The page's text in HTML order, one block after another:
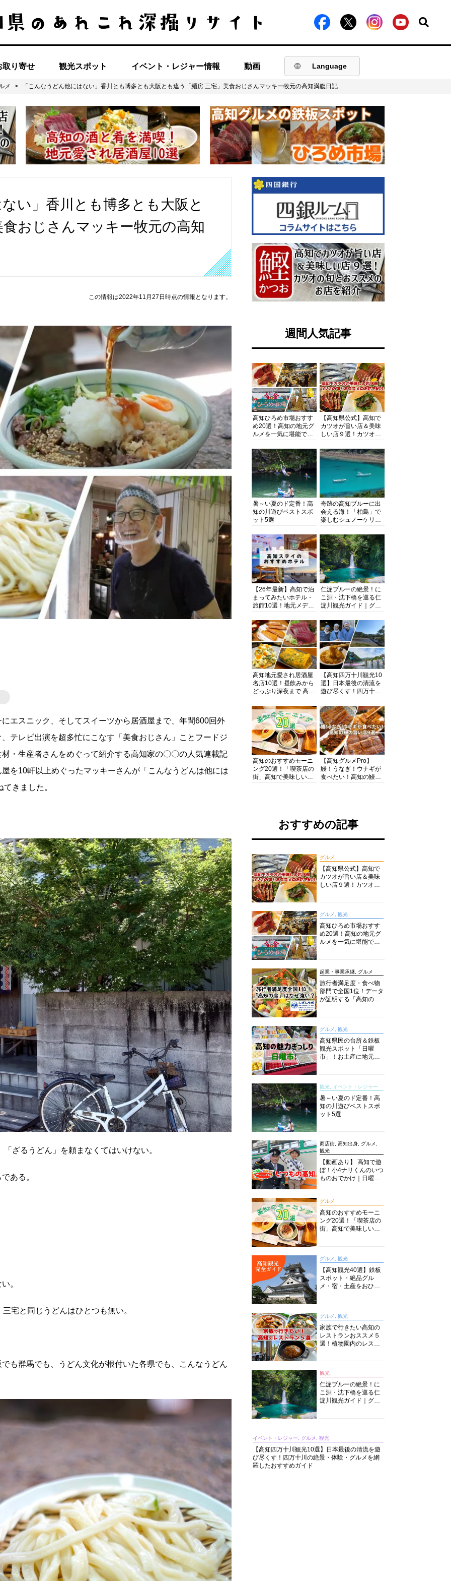
取り寄せ 観光スポット イベント・レジャー情報 動画 Language
メ > 「こんなうどん他にはない」香川とも博多とも大阪とも違う「麺房 三宅」美食おじさんマッキー牧元の高知満腹日記
い」香川とも博多とも大阪と
おじさんマッキー牧元の高知
この情報は2022年11月27日時点の情報となります。
エスニック、そしてスイーツから居酒屋まで、年間600回外
テレビ出演を超多忙にこなす「美食おじさん」ことフードジ
・生産者さんをめぐって紹介する高知家の〇〇の人気連載記
を10軒以上めぐったマッキーさんが「こんなうどんは他には
きました。
ざるうどん」を頼まなくてはいけない。
ある。
。
宅と同じうどんはひとつも無い。
も群馬でも、うどん文化が根付いた各県でも、こんなうどん
週間人気記事
高知ひろめ市場おすす
め20選！高知の地元グ
ルメを一気に堪能でき
底解剖
【高知県公式】高知で
カツオが旨い店＆美味
しい店９選！カツオの
紹介
暑～い夏のド定番！高
知の川遊びベストスポ
ット5選
奇跡の高知ブルーに出
会える海！「柏島」で
楽しむシュノーケリン
浴にキャンプまで透明
度抜群の海の楽園を徹
底紹介
【26年最新】高知で泊
まってみたいホテル・
旅館10選！地元メディ
厳選
仁淀ブルーの絶景！に
こ淵・沈下橋を巡る仁
淀川観光ガイド｜グル
まで完全網羅！
高知地元愛され居酒屋
名店10選！昼飲みから
どっぷり深夜まで 高知
知グルメPro】
【高知四万十川観光10
選】日本最後の清流を
遊び尽くす！四万十川
を網羅したおすすめガ
イド
高知のおすすめモーニ
ング20選！「喫茶店の
街」高知で美味しい喫
【高知グルメPro】
鰻！うなぎ！ウナギが
食べたい！高知の鰻の
おすすめの記事
グルメ
【高知県公式】高知で
カツオが旨い店＆美味
しい店９選！カツオの
グルメ, 観光
高知ひろめ市場おすす
め20選！高知の地元グ
ルメを一気に堪能でき
起業・事業承継, グルメ
旅行者満足度・食べ物
部門で全国1位！データ
が証明する「高知の
グルメ, 観光
高知県民の台所＆鉄板
観光スポット「日曜
市」！お土産に地元野
説！
観光, イベント・レジャー
暑～い夏のド定番！高
知の川遊びベストスポ
ット5選
商店街, 高知出身, グルメ,
観光
【動画あり】 高知で遊
ぼ！小4ナリくんのいつ
ものおでかけ｜日曜市
グルメ
高知のおすすめモーニ
ング20選！「喫茶店の
街」高知で美味しい喫
グルメ, 観光
【高知観光40選】鉄板
スポット・絶品グル
メ・宿・土産をおひと
グルメ, 観光
家族で行きたい高知の
レストランおススメ５
選！植物園内のレスト
観光
仁淀ブルーの絶景！に
こ淵・沈下橋を巡る仁
淀川観光ガイド｜グル
イベント・レジャー, グルメ, 観光
【高知四万十川観光10選】日本最後の清流を遊
び尽くす！四万十川の絶景・体験・グルメを網
羅したおすすめガイド